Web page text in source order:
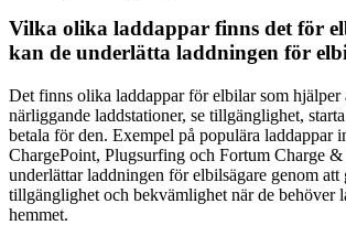
Vilka olika laddappar finns det för
kan de underlätta laddningen för
Det finns olika laddappar för elbilar som hjälper
närliggande laddstationer, se tillgänglighet,
betala för den. Exempel på populära laddappar
ChargePoint, Plugsurfing och Fortum Charge
underlättar laddningen för elbilsägare genom att
tillgänglighet och bekvämlighet när de behöver
hemmet.